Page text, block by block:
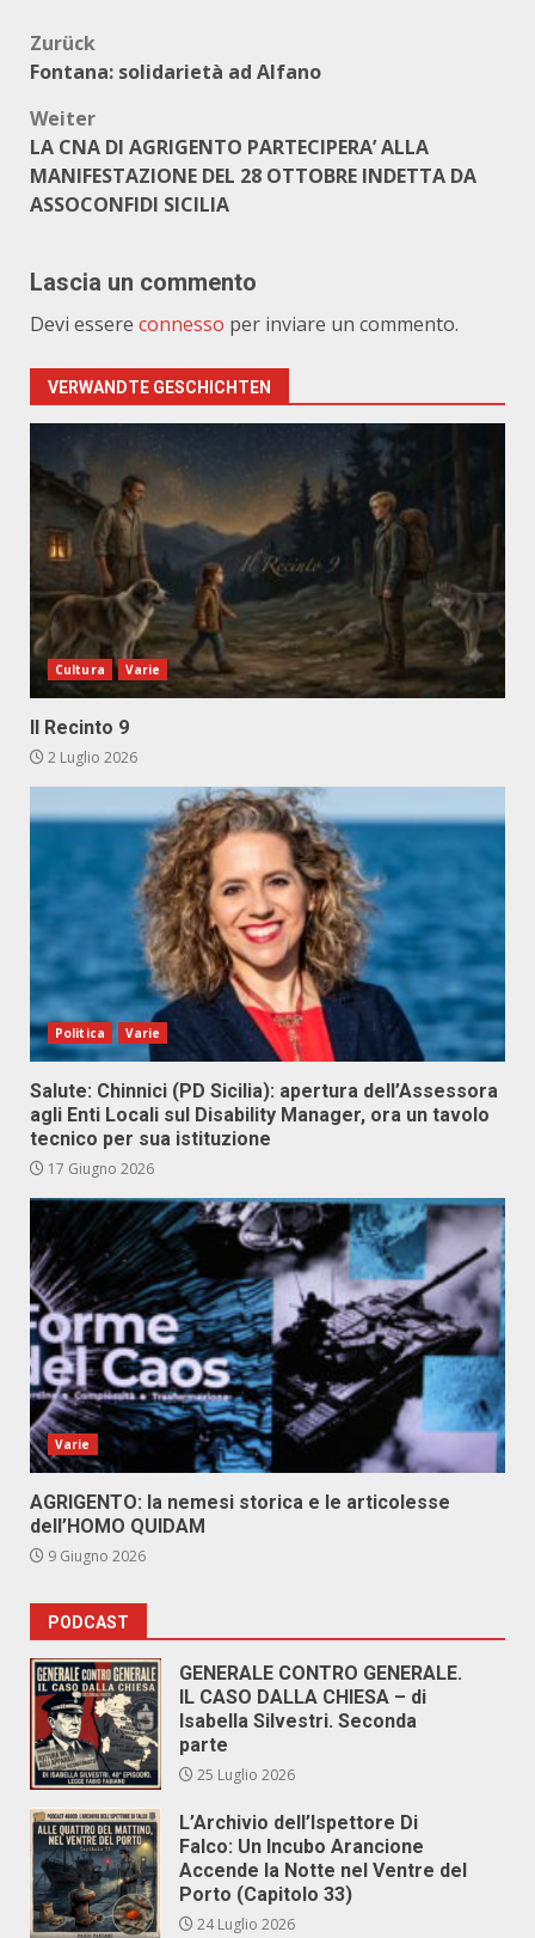
Beitragsnavigation
Zurück
Fontana: solidarietà ad Alfano
Weiter
LA CNA DI AGRIGENTO PARTECIPERA’ ALLA
MANIFESTAZIONE DEL 28 OTTOBRE INDETTA DA
ASSOCONFIDI SICILIA
Lascia un commento
Devi essere connesso per inviare un commento.
VERWANDTE GESCHICHTEN
Cultura Varie
Il Recinto 9
2 Luglio 2026
Politica Varie
Salute: Chinnici (PD Sicilia): apertura dell’Assessora
agli Enti Locali sul Disability Manager, ora un tavolo
tecnico per sua istituzione
17 Giugno 2026
Varie
AGRIGENTO: la nemesi storica e le articolesse
dell’HOMO QUIDAM
9 Giugno 2026
PODCAST
GENERALE CONTRO GENERALE.
IL CASO DALLA CHIESA – di
Isabella Silvestri. Seconda
parte
25 Luglio 2026
L’Archivio dell’Ispettore Di
Falco: Un Incubo Arancione
Accende la Notte nel Ventre del
Porto (Capitolo 33)
24 Luglio 2026